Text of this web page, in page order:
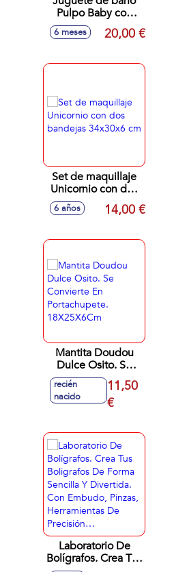
Pulpo Baby con
luces, sonidos y
sensor de
20x16x11,5 cm
6 meses 20,00 €
Set de maquillaje
Unicornio con dos
bandejas 34x30x6
6 años 14,00 €
Mantita Doudou
Dulce Osito. Se
Convierte En
Portachupete.
18X25X6Cm
recién
nacido
11,50
€
Laboratorio De
Bolígrafos. Crea Tus